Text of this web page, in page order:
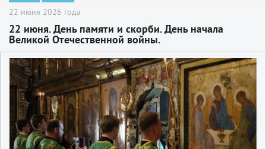
22 июня 2026 года
22 июня. День памяти и скорби. День начала
Великой Отечественной войны.
2